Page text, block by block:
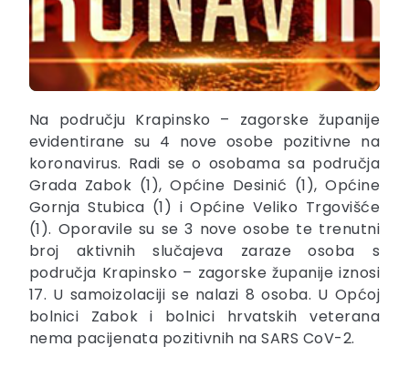
Na području Krapinsko – zagorske županije
evidentirane su 4 nove osobe pozitivne na
koronavirus. Radi se o osobama sa područja
Grada Zabok (1), Općine Desinić (1), Općine
Gornja Stubica (1) i Općine Veliko Trgovišće
(1). Oporavile su se 3 nove osobe te trenutni
broj aktivnih slučajeva zaraze
osoba s
područja Krapinsko – zagorske županije iznosi
17. U samoizolaciji se nalazi 8 osoba. U Općoj
bolnici Zabok i bolnici hrvatskih veterana
nema pacijenata pozitivnih na SARS CoV-2.